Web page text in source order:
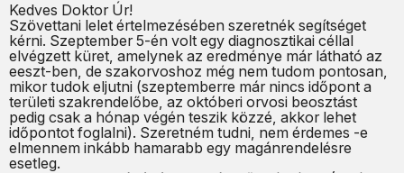
Kedves Doktor Úr!
Szövettani lelet értelmezésében szeretnék segítséget
kérni. Szeptember 5-én volt egy diagnosztikai céllal
elvégzett küret, amelynek az eredménye már látható az
eeszt-ben, de szakorvoshoz még nem tudom pontosan,
mikor tudok eljutni (szeptemberre már nincs időpont a
területi szakrendelőbe, az októberi orvosi beosztást
pedig csak a hónap végén teszik közzé, akkor lehet
időpontot foglalni). Szeretném tudni, nem érdemes -e
elmennem inkább hamarabb egy magánrendelésre
esetleg.